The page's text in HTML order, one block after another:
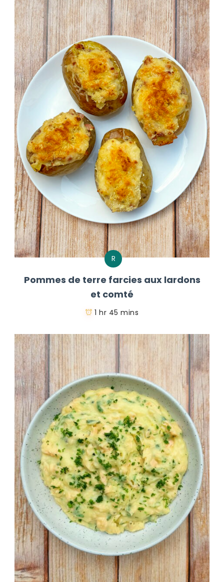
R
Pommes de terre farcies aux lardons
et comté
1 hr 45 mins